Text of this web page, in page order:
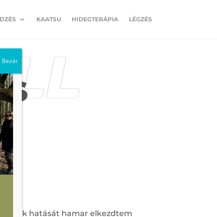
KAATSU HIDEGTERÁPIA LÉGZÉS
hatását hamar elkezdtem
Bezár